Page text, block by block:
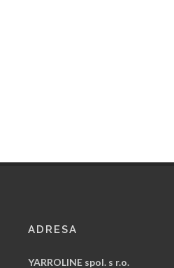
ADRESA
YARROLINE spol. s r.o.